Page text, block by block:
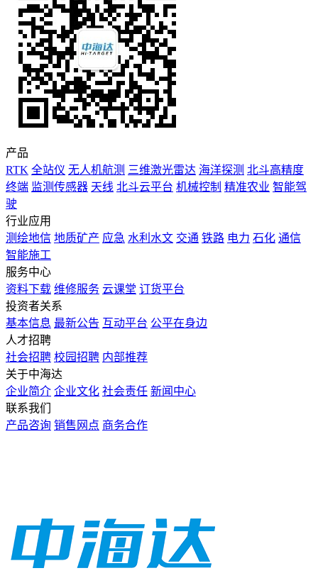
产品
RTK 全站仪 无人机航测 三维激光雷达 海洋探测 北斗高精度
终端 监测传感器 天线 北斗云平台 机械控制 精准农业 智能驾
驶
行业应用
测绘地信 地质矿产 应急 水利水文 交通 铁路 电力 石化 通信
智能施工
服务中心
资料下载 维修服务 云课堂 订货平台
投资者关系
基本信息 最新公告 互动平台 公平在身边
人才招聘
社会招聘 校园招聘 内部推荐
关于中海达
企业简介 企业文化 社会责任 新闻中心
联系我们
产品咨询 销售网点 商务合作